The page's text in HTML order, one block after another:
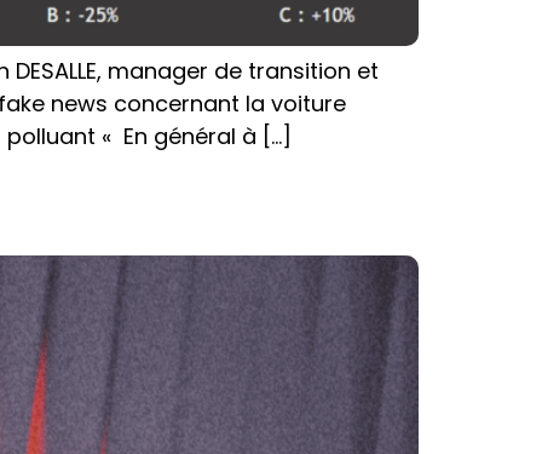
manager de transition et
news concernant la voiture
« En général à […]